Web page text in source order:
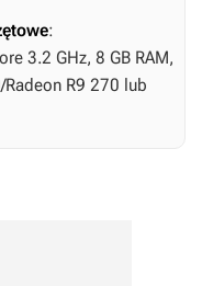
:
3.2 GHz, 8 GB RAM,
R9 270 lub